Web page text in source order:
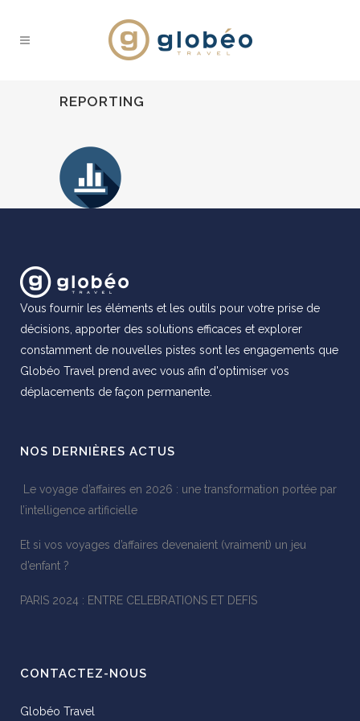
REPORTING
Vous fournir les éléments et les outils pour votre prise de
décisions, apporter des solutions efficaces et explorer
constamment de nouvelles pistes sont les engagements que
Globéo Travel prend avec vous afin d'optimiser vos
déplacements de façon permanente.
NOS DERNIÈRES ACTUS
Le voyage d’affaires en 2026 : une transformation portée par
l’intelligence artificielle
Et si vos voyages d’affaires devenaient (vraiment) un jeu
d’enfant ?
PARIS 2024 : ENTRE CELEBRATIONS ET DEFIS
CONTACTEZ-NOUS
Globéo Travel